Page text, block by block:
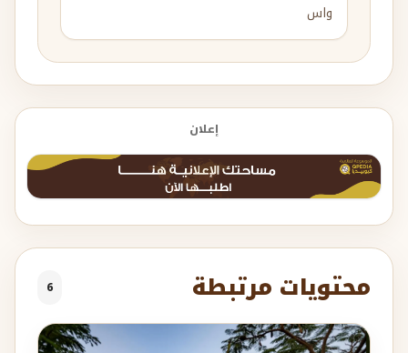
واس
إعلان
محتويات مرتبطة 6